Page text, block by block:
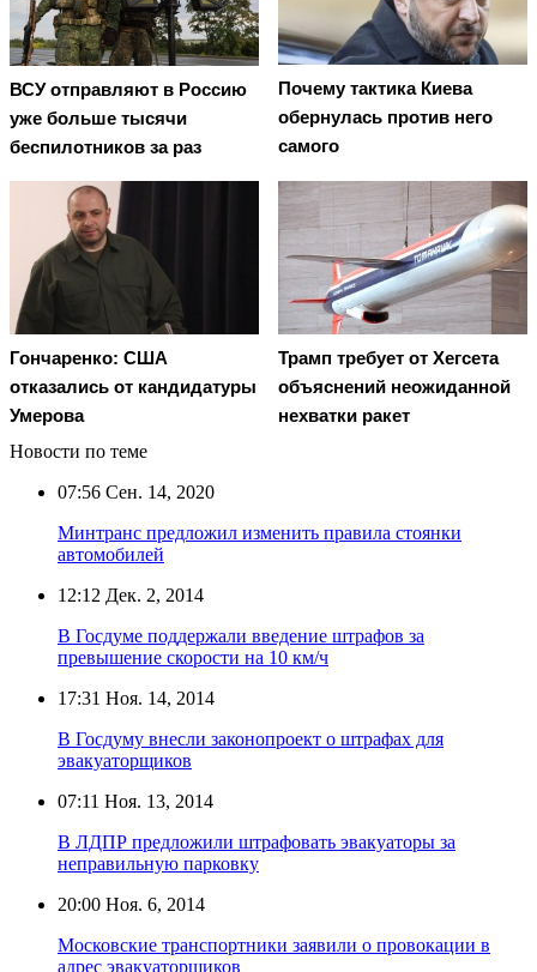
ВСУ отправляют в Россию
уже больше тысячи
беспилотников за раз
Почему тактика Киева
обернулась против него
самого
Гончаренко: США
отказались от кандидатуры
Умерова
Трамп требует от Хегсета
объяснений неожиданной
нехватки ракет
Новости по теме
07:56 Сен. 14, 2020
Минтранс предложил изменить правила стоянки
автомобилей
12:12 Дек. 2, 2014
В Госдуме поддержали введение штрафов за
превышение скорости на 10 км/ч
17:31 Ноя. 14, 2014
В Госдуму внесли законопроект о штрафах для
эвакуаторщиков
07:11 Ноя. 13, 2014
В ЛДПР предложили штрафовать эвакуаторы за
неправильную парковку
20:00 Ноя. 6, 2014
Московские транспортники заявили о провокации в
адрес эвакуаторщиков